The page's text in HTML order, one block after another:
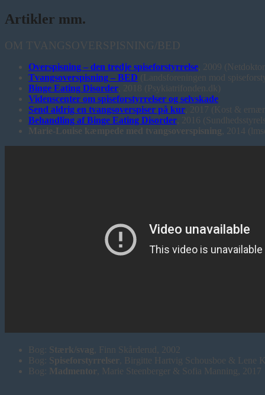
Artikler mm.
OM TVANGSOVERSPISNING/BED
Overspisning – den tredje spiseforstyrrelse , 2009
Tvangsoverspisning – BED (Landsforeningen mod
Binge Eating Disorder , 2018 (Psykiatrifonden.dk)
Videnscenter om spiseforstyrrelser og selvskade
Send aldrig en tvangsoverspiser på kur , 2017 (Kost &
Behandling af Binge Eating Disorder , 2016
Marie-Louise kæmpede med tvangsoverspisning , 2014
Bog: Stærk/svag , Finn Skårderud, 2002
Bog: Spiseforstyrrelser
, Birgitte Hartvig Schousboe & Lene
Bog: Madmentor , Marie Steenberger & Sofia Manning, 2017